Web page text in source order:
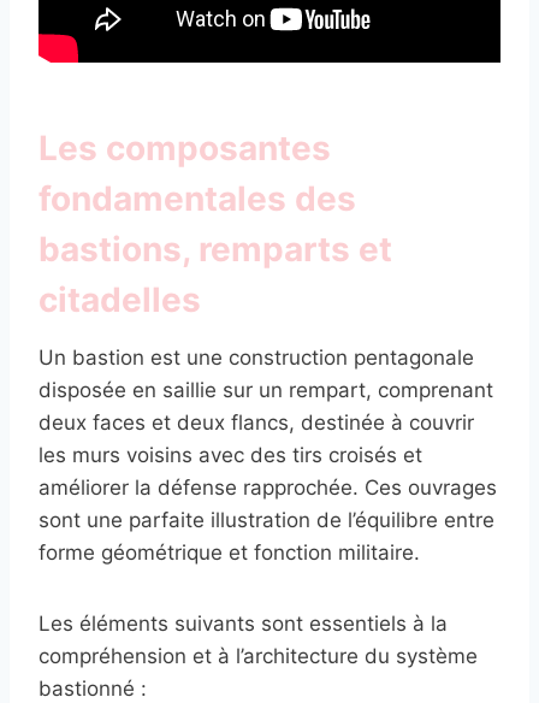
Les composantes
fondamentales des
bastions, remparts et
citadelles
Un bastion est une construction pentagonale
disposée en saillie sur un rempart, comprenant
deux faces et deux flancs, destinée à couvrir
les murs voisins avec des tirs croisés et
améliorer la défense rapprochée. Ces ouvrages
sont une parfaite illustration de l’équilibre entre
forme géométrique et fonction militaire.
Les éléments suivants sont essentiels à la
compréhension et à l’architecture du système
bastionné :